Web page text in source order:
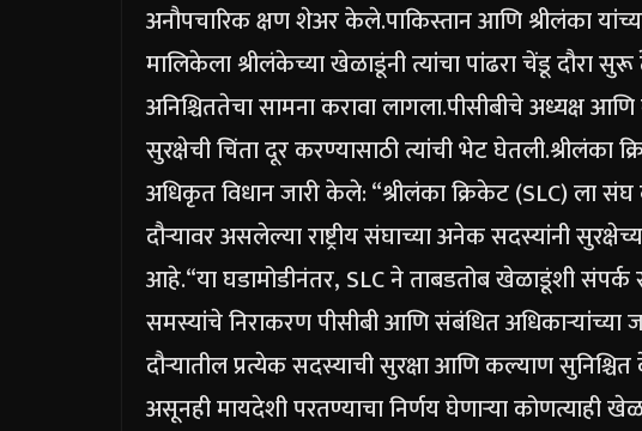
अनौपचारिक क्षण शेअर केले.पाकिस्तान आणि श्रीलंका
मालिकेला श्रीलंकेच्या खेळाडूंनी त्यांचा पांढरा चेंडू दौरा
अनिश्चिततेचा सामना करावा लागला.पीसीबीचे अध्यक्ष आणि
सुरक्षेची चिंता दूर करण्यासाठी त्यांची भेट घेतली.श्रीलंका
अधिकृत विधान जारी केले: “श्रीलंका क्रिकेट (SLC) ला
दौऱ्यावर असलेल्या राष्ट्रीय संघाच्या अनेक सदस्यांनी
आहे.“या घडामोडीनंतर, SLC ने ताबडतोब खेळाडूंशी
समस्यांचे निराकरण पीसीबी आणि संबंधित
दौऱ्यातील प्रत्येक सदस्याची सुरक्षा आणि कल्याण
असूनही मायदेशी परतण्याचा निर्णय घेणाऱ्या कोणत्याही